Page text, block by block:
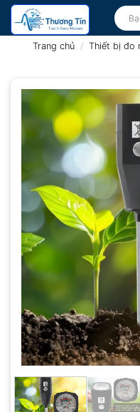
Bỏ
qua
Tìm
kiếm:
Trang chủ / Thiết bị đo